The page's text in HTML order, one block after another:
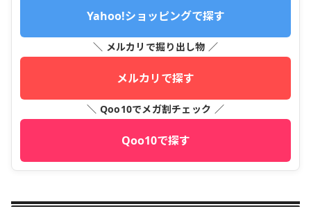
Yahoo!ショッピングで探す
＼ メルカリで掘り出し物 ／
メルカリで探す
＼ Qoo10でメガ割チェック ／
Qoo10で探す